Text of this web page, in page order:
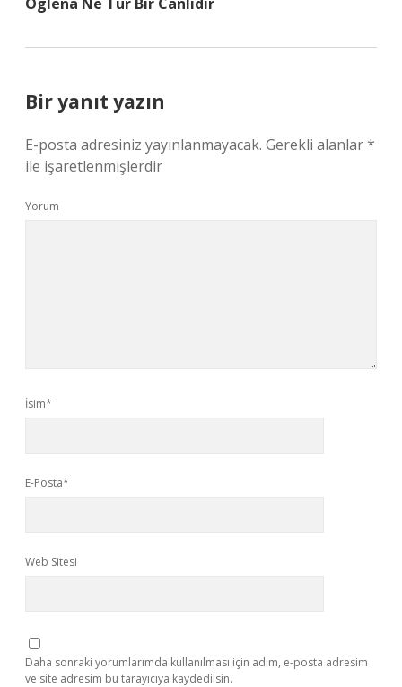
Bir yanıt yazın
E-posta adresiniz yayınlanmayacak. Gerekli alanlar*
ile işaretlenmişlerdir
Yorum
İsim*
E-Posta*
Web Sitesi
Daha sonraki yorumlarımda kullanılması için adım, e-posta adresim
ve site adresim bu tarayıcıya kaydedilsin.